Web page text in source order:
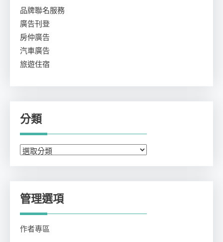
品牌聯名服務
廣告刊登
房仲廣告
汽車廣告
旅遊住宿
分類
分
管理選項
作者專區